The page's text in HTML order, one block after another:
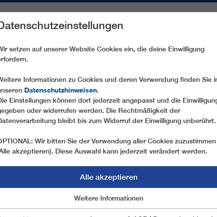
ERSATZTEILE SERVICE
EINSATZBEREICHE
für Wintersportler und Lösung von
setzen auf unserer Website Cookies ein, die deine Einwilligung
Informationen zu Cookies und deren Verwendung finden Sie
Datenschutzhinweisen.
Einstellungen können dort jederzeit angepasst und die
oder widerrufen werden. Die Rechtmäßigkeit der
bleibt bis zum Widerruf der Einwilligung unberührt.
Wir bitten Sie der Verwendung aller Cookies zuzustimmen
akzeptieren). Diese Auswahl kann jederzeit verändert werden.
Alle akzeptieren
Marketing
Weitere Informationen